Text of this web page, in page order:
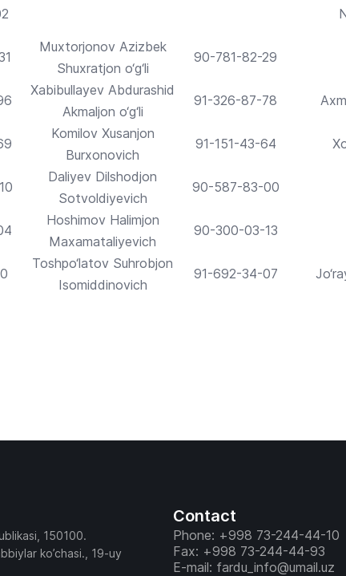
Muxtorjonov Azizbek
Shuxratjon o‘g‘li
90-781-82-29
Xabibullayev Abdurashid
Akmaljon o‘g‘li
91-326-87-78
Komilov Xusanjon
Burxonovich
91-151-43-64
Daliyev Dilshodjon
Sotvoldiyevich
90-587-83-00
Hoshimov Halimjon
Maxamataliyevich
90-300-03-13
Toshpo‘latov Suhrobjon
Isomiddinovich
91-692-34-07
150100.
ko’chasi., 19-uy
Contact
Phone: +998 73-244-44-10
Fax: +998 73-244-44-93
E-mail: fardu_info@umail.uz